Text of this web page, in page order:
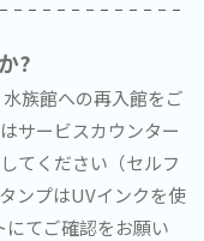
?
族館への再入館をご
サービスカウンター
てください（セルフ
ンプはUVインクを使
てご確認をお願い